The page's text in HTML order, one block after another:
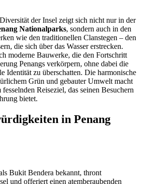
der Insel zeigt sich nicht nur in der
Nationalparks, sondern auch in den
wie den traditionellen Clanstegen – den
die sich über das Wasser erstrecken.
moderne Bauwerke, die den Fortschritt
Penangs verkörpern, ohne dabei die
Identität zu überschatten. Die harmonische
Grün und gebauter Umwelt macht
Reiseziel, das seinen Besuchern
bietet.
in Penang
Bukit Bendera bekannt, thront
und offeriert einen atemberaubenden